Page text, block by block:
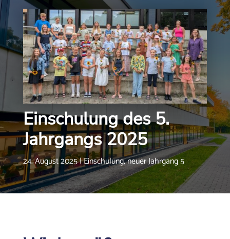
Einschulung des 5.
Jahrgangs 2025
24. August 2025|Einschulung,neuer Jahrgang 5